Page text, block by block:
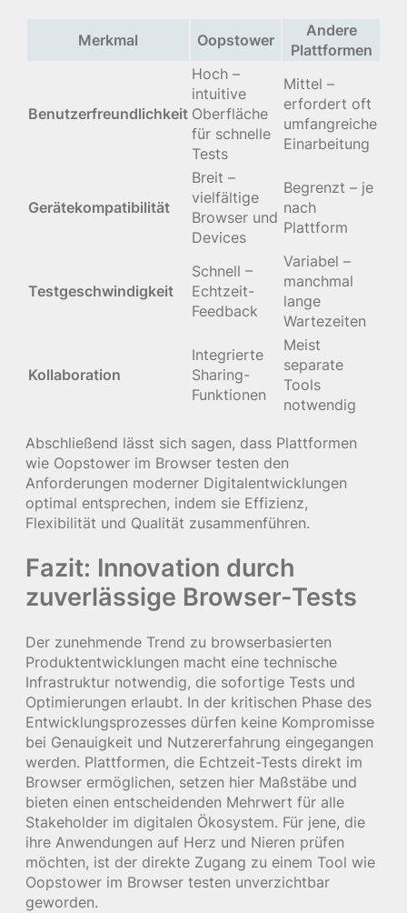
Merkmal Oopstower
Andere
Plattformen
Benutzerfreundlichkeit
Hoch –
intuitive
Oberfläche
für schnelle
Tests
Mittel –
erfordert oft
umfangreiche
Einarbeitung
Gerätekompatibilität
Breit –
vielfältige
Browser und
Devices
Begrenzt – je
nach
Plattform
Testgeschwindigkeit
Schnell –
Echtzeit-
Feedback
Variabel –
manchmal
lange
Wartezeiten
Kollaboration
Integrierte
Sharing-
Funktionen
Meist
separate
Tools
notwendig
Abschließend lässt sich sagen, dass Plattformen
wie Oopstower im Browser testen den
Anforderungen moderner Digitalentwicklungen
optimal entsprechen, indem sie Effizienz,
Flexibilität und Qualität zusammenführen.
Fazit: Innovation durch
zuverlässige Browser-Tests
Der zunehmende Trend zu browserbasierten
Produktentwicklungen macht eine technische
Infrastruktur notwendig, die sofortige Tests und
Optimierungen erlaubt. In der kritischen Phase des
Entwicklungsprozesses dürfen keine Kompromisse
bei Genauigkeit und Nutzererfahrung eingegangen
werden. Plattformen, die Echtzeit-Tests direkt im
Browser ermöglichen, setzen hier Maßstäbe und
bieten einen entscheidenden Mehrwert für alle
Stakeholder im digitalen Ökosystem. Für jene, die
ihre Anwendungen auf Herz und Nieren prüfen
möchten, ist der direkte Zugang zu einem Tool wie
Oopstower im Browser testen unverzichtbar
geworden.